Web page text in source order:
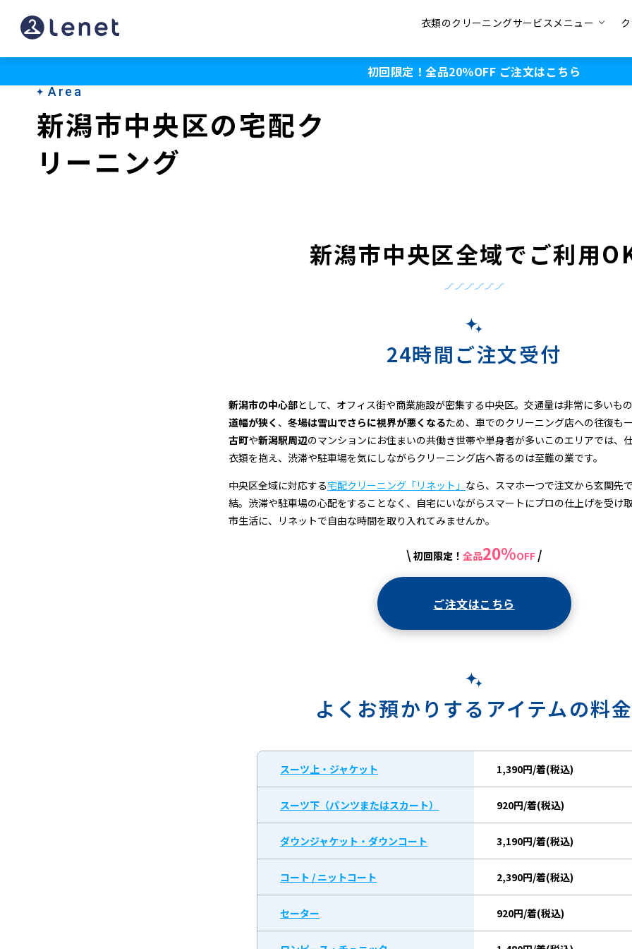
新
潟
衣類のクリーニングサービスメニュー
初回限定！全品20％OFF ご注文はこちら
Area
新潟市中央区の宅配ク
リーニング
新潟市中央区全域でご利用
24時間ご注文受付
新潟市の中心部として、オフィス街や商業施設が密集する中央区。交通量は非常に多いも
道幅が狭く 、 冬場は雪山でさらに視界が悪くなるため、車でのクリーニング店への往復も
古町や新潟駅周辺のマンションにお住まいの共働き世帯や単身者が多いこのエリアでは、
衣類を抱え、渋滞や駐車場を気にしながらクリーニング店へ寄るのは至難の業です。
中央区全域に対応する宅配クリーニング「リネット」 なら、スマホ一つで注文から玄関先
結。渋滞や駐車場の心配をすることなく、自宅にいながらスマートにプロの仕上げを受け
市生活に、リネットで自由な時間を取り入れてみませんか。
\ 初回限定！ 全品20%OFF /
ご注文はこちら
よくお預かりするアイテムの料
スーツ上・ジャケット 1,390円/着(税込)
スーツ下（パンツまたはスカート） 920円/着(税込)
ダウンジャケット・ダウンコート 3,190円/着(税込)
コート / ニットコート 2,390円/着(税込)
セーター 920円/着(税込)